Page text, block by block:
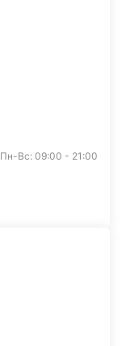
Пн-Вс: 09:00 - 21:00